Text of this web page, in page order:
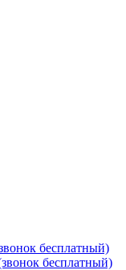
бесплатный)
бесплатный)